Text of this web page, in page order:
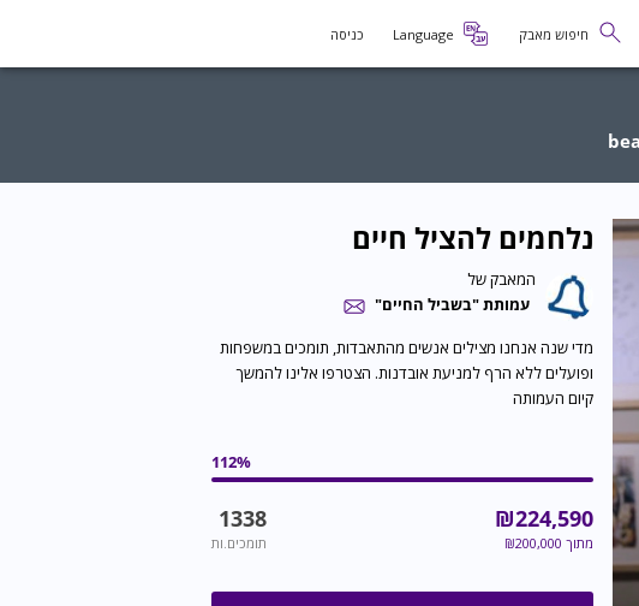
חיפוש מאבק Language כניסה
נלחמים להציל חיים
המאבק של
עמותת "בשביל החיים"
מדי שנה אנחנו מצילים אנשים מהתאבדות, תומכים במשפחות
ופועלים ללא הרף למניעת אובדנות. הצטרפו אלינו להמשך
קיום העמותה
112%
₪224,590
מתוך ₪200,000
1338
תומכים.ות